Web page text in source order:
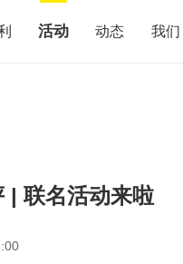
活动 动态 我们
| 联名活动来啦